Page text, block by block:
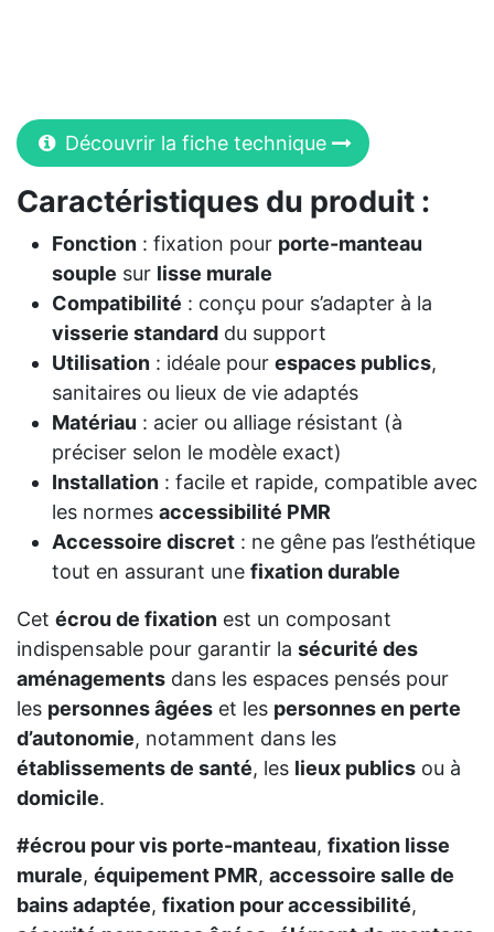
Découvrir la fiche technique
Caractéristiques du produit :
Fonction : fixation pour porte-manteau
souple sur lisse murale
Compatibilité : conçu pour s’adapter à la
visserie standard du support
Utilisation : idéale pour espaces publics,
sanitaires ou lieux de vie adaptés
Matériau : acier ou alliage résistant (à
préciser selon le modèle exact)
Installation : facile et rapide, compatible avec
les normes accessibilité PMR
Accessoire discret : ne gêne pas l’esthétique
tout en assurant une fixation durable
Cet écrou de fixation est un composant
indispensable pour garantir la sécurité des
aménagements dans les espaces pensés pour
les personnes âgées et les personnes en perte
d’autonomie, notamment dans les
établissements de santé, les lieux publics ou à
domicile.
#​écrou pour vis porte-manteau, fixation lisse
murale, équipement PMR, accessoire salle de
bains adaptée, fixation pour accessibilité,